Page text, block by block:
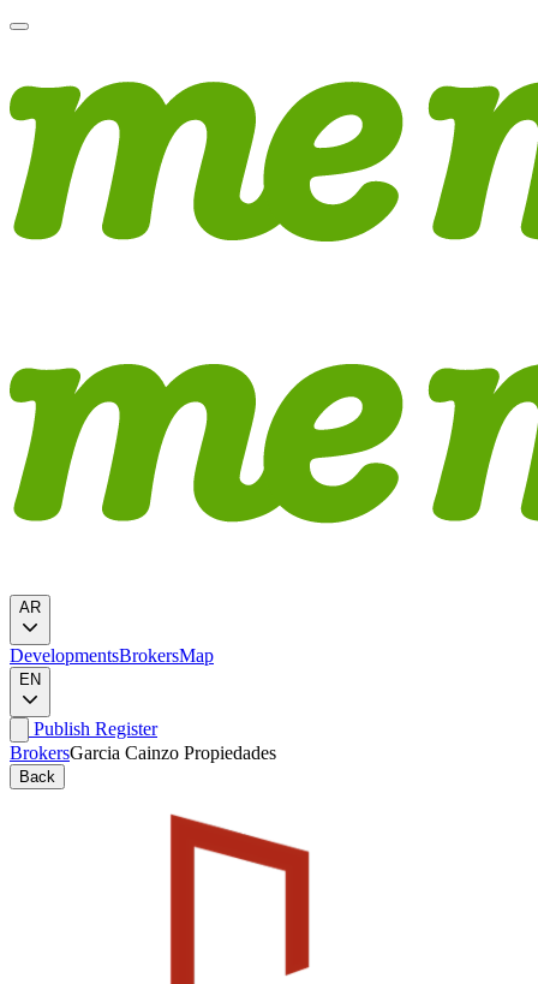
AR
DevelopmentsBrokersMap
EN
Publish Register
BrokersGarcia Cainzo Propiedades
Back